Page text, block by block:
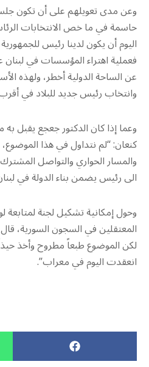
وعن مدى تعويلهم على أن تكون
حاسمة في ما خص الانتخابات
اليوم أن يكون لدينا رئيس
فعملية اهتراء المؤسسات في
عن الساحة الدولية أخطر، ولهذه
وانتخاب رئيس جديد للبلاد في
وعما إذا كان الدكتور جعجع يقبل
كنعان: “لم نتداول في هذا
والمسار الحواري والتواصل
الى رئيس يضمن بناء الدولة في
وحول إمكانية تشكيل لجنة لمتابعة
المعتقلين في السجون السورية،
لكن الموضوع طبعاً مطروح وأخذ
انعقدت اليوم في معراب”.